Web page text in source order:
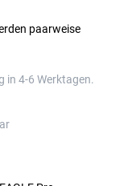
paarweise
in 4-6 Werktagen.